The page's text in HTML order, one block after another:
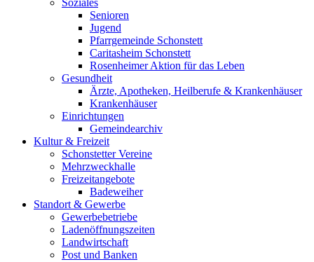
Soziales
Senioren
Jugend
Pfarrgemeinde Schonstett
Caritasheim Schonstett
Rosenheimer Aktion für das Leben
Gesundheit
Ärzte, Apotheken, Heilberufe & Krankenhäuser
Krankenhäuser
Einrichtungen
Gemeindearchiv
Kultur & Freizeit
Schonstetter Vereine
Mehrzweckhalle
Freizeitangebote
Badeweiher
Standort & Gewerbe
Gewerbebetriebe
Ladenöffnungszeiten
Landwirtschaft
Post und Banken